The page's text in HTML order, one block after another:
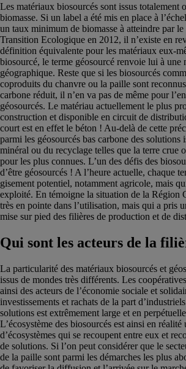
Les matériaux biosourcés sont issus totalement
biomasse. Si un label a été mis en place à
un taux minimum de biomasse à atteindre par
Transition Ecologique en 2012, il n’existe en
définition équivalente pour les matériaux eux-
biosourcé, le terme géosourcé renvoie lui à
géographique. Reste que si les biosourcés
coproduits du chanvre ou la paille sont
carbone réduit, il n’en va pas de même pour
géosourcés. Le matériau actuellement le plus
construction et disponible en circuit de
court est en effet le béton ! Au-delà de cette
parmi les géosourcés bas carbone des solutions
minéral ou du recyclage telles que la terre crue
pour les plus connues. L’un des défis des
d’être géosourcés ! A l’heure actuelle, chaque
gisement potentiel, notamment agricole, mais
exploité. En témoigne la situation de la Région
très en pointe dans l’utilisation, mais qui a pris
mise sur pied des filières de production et de
Qui sont les acteurs de la
La particularité des matériaux biosourcés et
issus de mondes très différents. Les
ainsi des acteurs de l’économie sociale et
investissements et rachats de la part
solutions est extrêmement large et en
L’écosystème des biosourcés est ainsi en réalité
d’écosystèmes qui se recoupent entre eux et
de solutions. Si l’on peut considérer que le
de la paille sont parmi les démarches les plus